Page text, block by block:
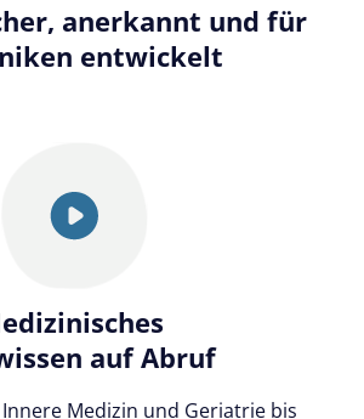
anerkannt und für
entwickelt
auf Abruf
Medizin und Geriatrie bis